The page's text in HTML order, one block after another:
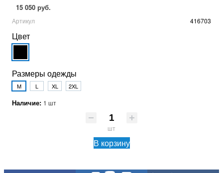
15 050 руб.
Артикул 416703
Цвет
Размеры одежды
M L XL 2XL
Наличие: 1 шт
шт
В корзину